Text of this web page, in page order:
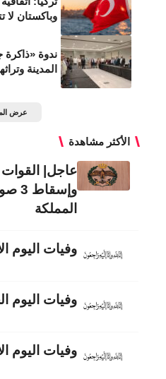
وباكستان لا
ندوة
المدينة
عرض
الأكثر مشاهدة
عاجل|
المملكة
وفيات اليوم الأحد
وفيات اليوم
وفيات اليوم الاثنين